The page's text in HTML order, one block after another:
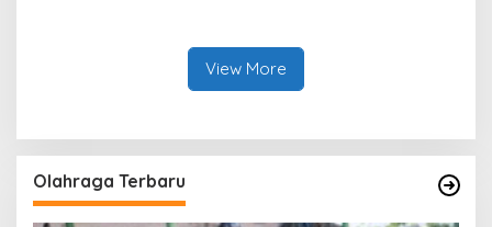
View More
Olahraga Terbaru